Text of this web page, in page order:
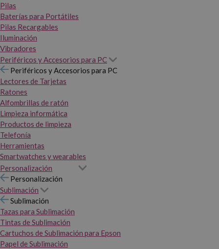
Pilas
Baterías para Portátiles
Pilas Recargables
Iluminación
Vibradores
Periféricos y Accesorios para PC
Periféricos y Accesorios para PC
Lectores de Tarjetas
Ratones
Alfombrillas de ratón
Limpieza informática
Productos de limpieza
Telefonía
Herramientas
Smartwatches y wearables
Personalización
Personalización
Sublimación
Sublimación
Tazas para Sublimación
Tintas de Sublimación
Cartuchos de Sublimación para Epson
Papel de Sublimación